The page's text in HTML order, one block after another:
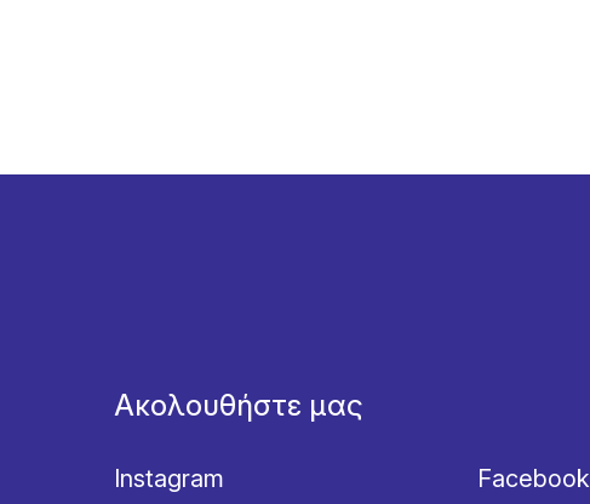
Ακολουθήστε μας
Instagram Facebook